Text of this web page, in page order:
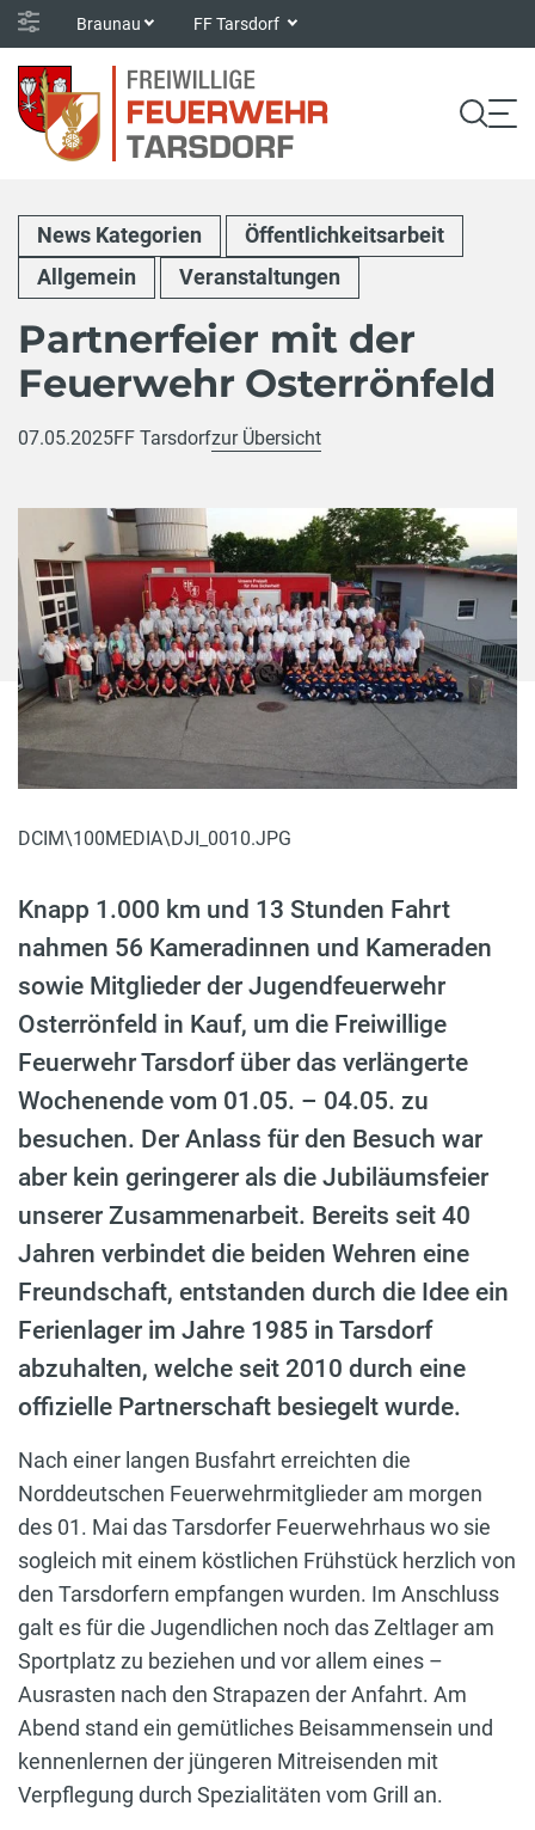
Braunau FF Tarsdorf
News Kategorien
Öffentlichkeitsarbeit
Allgemein
Veranstaltungen
Partnerfeier mit der
Feuerwehr Osterrönfeld
07.05.2025FF Tarsdorfzur Übersicht
DCIM\100MEDIA\DJI_0010.JPG
Knapp 1.000 km und 13 Stunden Fahrt
nahmen 56 Kameradinnen und Kameraden
sowie Mitglieder der Jugendfeuerwehr
Osterrönfeld in Kauf, um die Freiwillige
Feuerwehr Tarsdorf über das verlängerte
Wochenende vom 01.05. – 04.05. zu
besuchen. Der Anlass für den Besuch war
aber kein geringerer als die Jubiläumsfeier
unserer Zusammenarbeit. Bereits seit 40
Jahren verbindet die beiden Wehren eine
Freundschaft, entstanden durch die Idee ein
Ferienlager im Jahre 1985 in Tarsdorf
abzuhalten, welche seit 2010 durch eine
offizielle Partnerschaft besiegelt wurde.
Nach einer langen Busfahrt erreichten die
Norddeutschen Feuerwehrmitglieder am morgen
des 01. Mai das Tarsdorfer Feuerwehrhaus wo sie
sogleich mit einem köstlichen Frühstück herzlich von
den Tarsdorfern empfangen wurden. Im Anschluss
galt es für die Jugendlichen noch das Zeltlager am
Sportplatz zu beziehen und vor allem eines –
Ausrasten nach den Strapazen der Anfahrt. Am
Abend stand ein gemütliches Beisammensein und
kennenlernen der jüngeren Mitreisenden mit
Verpflegung durch Spezialitäten vom Grill an.